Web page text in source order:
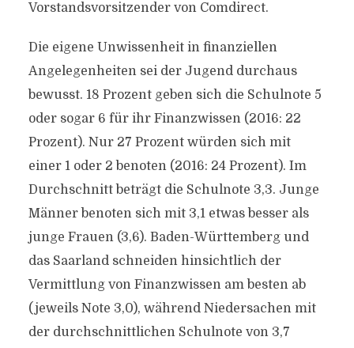
Vorstandsvorsitzender von Comdirect.
Die eigene Unwissenheit in finanziellen
Angelegenheiten sei der Jugend durchaus
bewusst. 18 Prozent geben sich die Schulnote 5
oder sogar 6 für ihr Finanzwissen (2016: 22
Prozent). Nur 27 Prozent würden sich mit
einer 1 oder 2 benoten (2016: 24 Prozent). Im
Durchschnitt beträgt die Schulnote 3,3. Junge
Männer benoten sich mit 3,1 etwas besser als
junge Frauen (3,6). Baden-Württemberg und
das Saarland schneiden hinsichtlich der
Vermittlung von Finanzwissen am besten ab
(jeweils Note 3,0), während Niedersachen mit
der durchschnittlichen Schulnote von 3,7